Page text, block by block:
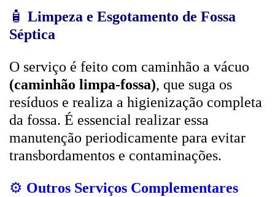
🧴 Limpeza e Esgotamento de Fossa
Séptica
O serviço é feito com caminhão a vácuo
(caminhão limpa-fossa), que suga os
resíduos e realiza a higienização completa
da fossa. É essencial realizar essa
manutenção periodicamente para evitar
transbordamentos e contaminações.
⚙️ Outros Serviços Complementares